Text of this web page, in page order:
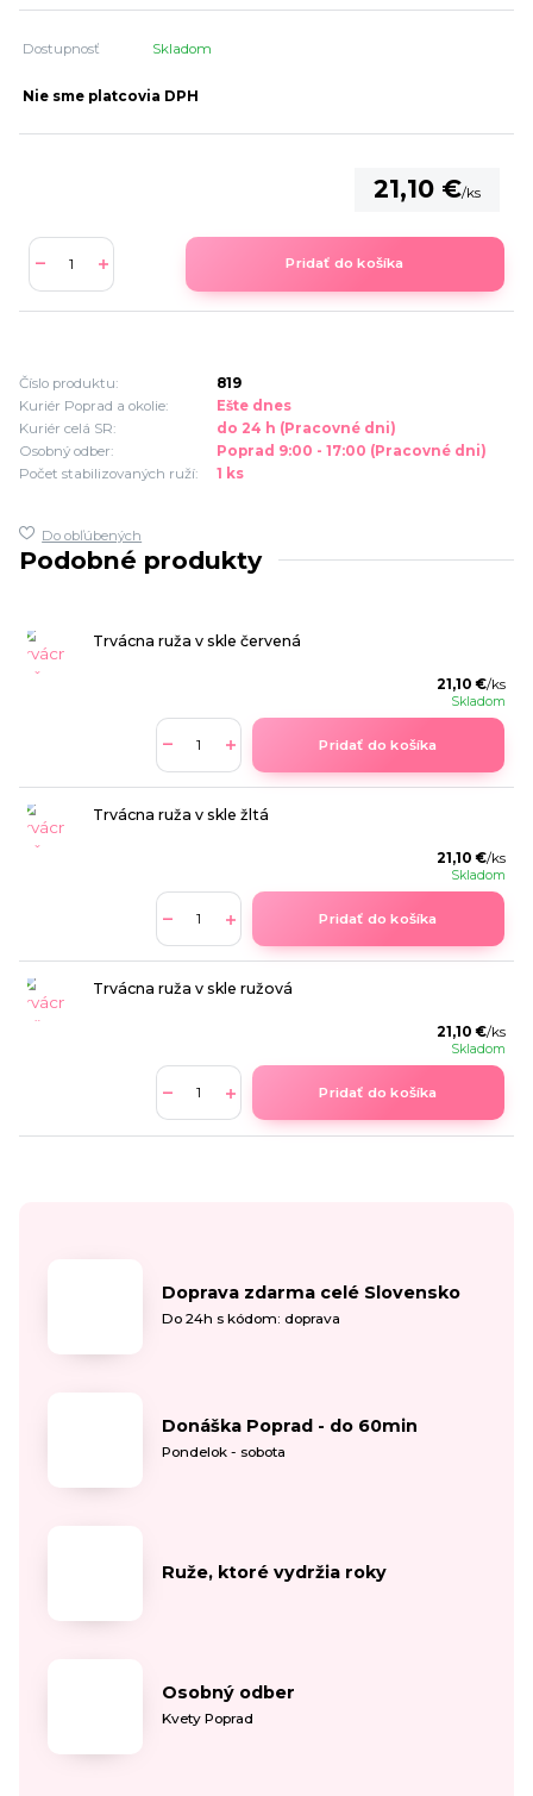
Dostupnosť Skladom
Nie sme platcovia DPH
21,10 €/ks
Pridať do košíka
Číslo produktu:
819
Kuriér Poprad a okolie:
Ešte dnes
Kuriér celá SR:
do 24 h (Pracovné dni)
Osobný odber:
Poprad 9:00 - 17:00 (Pracovné dni)
Počet stabilizovaných ruží:
1 ks
Do obľúbených
Podobné produkty
Trvácna ruža v skle červená
21,10 €/ks
Skladom
Pridať do košíka
Trvácna ruža v skle žltá
21,10 €/ks
Skladom
Pridať do košíka
Trvácna ruža v skle ružová
21,10 €/ks
Skladom
Pridať do košíka
Doprava zdarma celé Slovensko
Do 24h s kódom: doprava
Donáška Poprad - do 60min
Pondelok - sobota
Ruže, ktoré vydržia roky
Osobný odber
Kvety Poprad